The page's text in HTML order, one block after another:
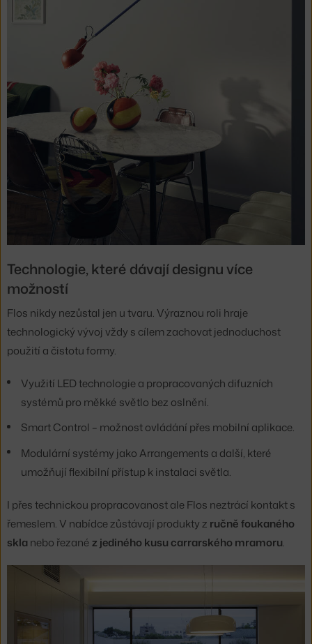
Technologie, které dávají designu více
možností
Flos nikdy nezůstal jen u tvaru. Výraznou roli hraje
technologický vývoj vždy s cílem zachovat jednoduchost
použití a čistotu formy.
Využití LED technologie a propracovaných difuzních
systémů pro měkké světlo bez oslnění.
Smart Control – možnost ovládání přes mobilní aplikace.
Modulární systémy jako Arrangements a další, které
umožňují flexibilní přístup k instalaci světla.
I přes technickou propracovanost ale Flos neztrácí kontakt s
řemeslem. V nabídce zůstávají produkty z ručně foukaného
skla nebo řezanéz jediného kusu carrarského mramoru.